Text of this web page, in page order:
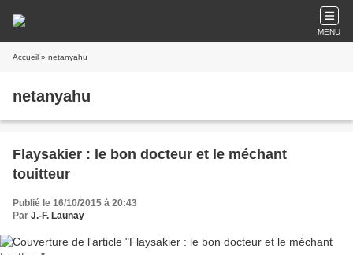
MENU
Accueil » netanyahu
netanyahu
Flaysakier : le bon docteur et le méchant
touitteur
Publié le 16/10/2015 à 20:43
Par J.-F. Launay